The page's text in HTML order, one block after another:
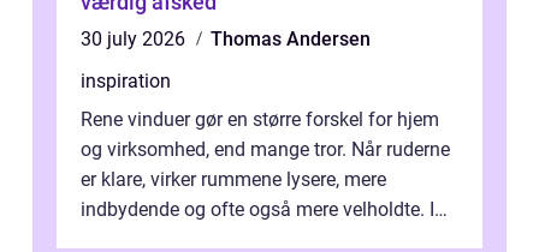
30 july 2026
Thomas Andersen
inspiration
Rene vinduer gør en større forskel for hjem
og virksomhed, end mange tror. Når ruderne
er klare, virker rummene lysere, mere
indbydende og ofte også mere velholdte. I